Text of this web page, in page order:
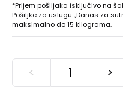
*Prijem pošiljaka isključivo na
Pošiljke za uslugu „Danas za
maksimalno do 15 kilograma.
< >